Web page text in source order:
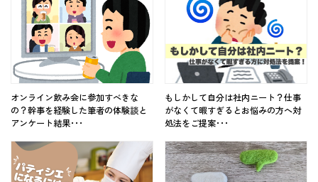
オンライン飲み会に参加すべきな
の？幹事を経験した筆者の体験談と
アンケート結果･･･
もしかして自分は社内ニート？仕事
がなくて暇すぎるとお悩みの方へ対
処法をご提案･･･